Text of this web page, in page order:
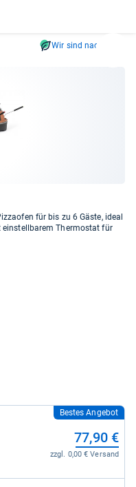
und
lassen
Wir sind nachhaltig
für bis zu 6 Gäste, ideal
Thermostat für
Bestes Angebot
77,90 €
zzgl. 0,00 € Versand